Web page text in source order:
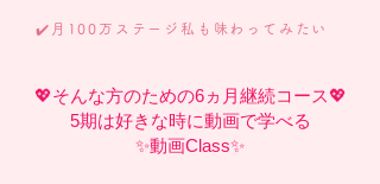
✔️月100万ステージ私も味わってみたい
💖そんな方のための6ヵ月継続コース💖
5期は好きな時に動画で学べる
✨動画Class✨